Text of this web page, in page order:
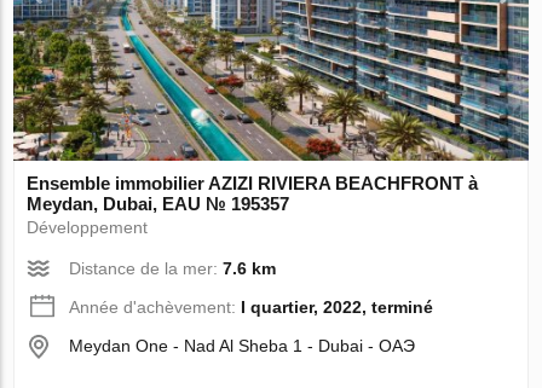
Ensemble immobilier AZIZI RIVIERA BEACHFRONT à
Meydan, Dubai, EAU № 195357
Développement
Distance de la mer:7.6 km
Année d'achèvement: I quartier, 2022, terminé
Meydan One - Nad Al Sheba 1 - Dubai - ОАЭ